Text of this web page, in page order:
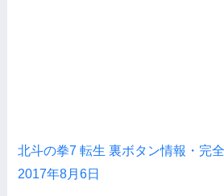
北斗の拳7 転生 裏ボタン情報・完
2017年8月6日